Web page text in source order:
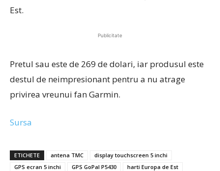
Est.
Publicitate
Pretul sau este de 269 de dolari, iar produsul este
destul de neimpresionant pentru a nu atrage
privirea vreunui fan Garmin.
Sursa
ETICHETE antena TMC
display touchscreen 5 inchi
GPS ecran 5 inchi
GPS GoPal P5430
harti Europa de Est